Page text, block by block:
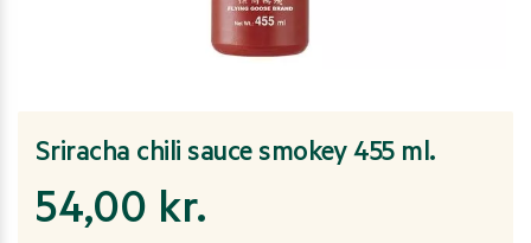
Sriracha chili sauce smokey 455 ml.
54,00 kr.